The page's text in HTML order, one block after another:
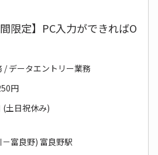
限定】PC入力ができればO
/ データエントリー業務
円
(土日祝休み)
富良野) 富良野駅